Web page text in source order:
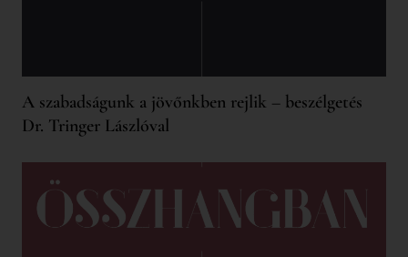
A szabadságunk a jövőnkben rejlik – beszélgetés
Dr. Tringer Lászlóval